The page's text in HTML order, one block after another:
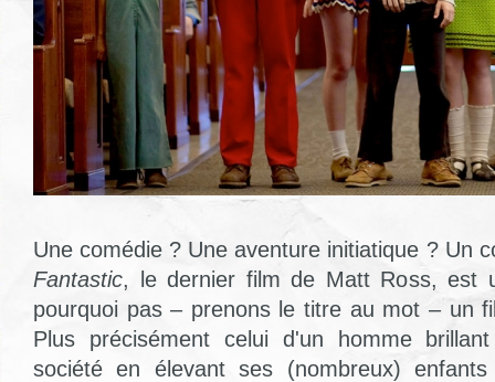
Une comédie ? Une aventure initiatique ? Un
Fantastic, le dernier film de Matt Ross, est
pourquoi pas – prenons le titre au mot – un
Plus précisément celui d'un homme
société en élevant ses (nombreux)